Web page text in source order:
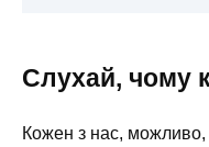
Слухай, чому
Кожен з нас, можливо,